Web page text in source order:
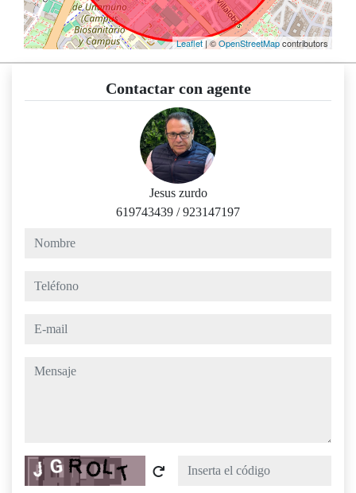
Leaflet| ©OpenStreetMapcontributors
Contactar con agente
Jesus zurdo
619743439 /923147197
nombre
teléfono
e-mail
mensaje
Captcha